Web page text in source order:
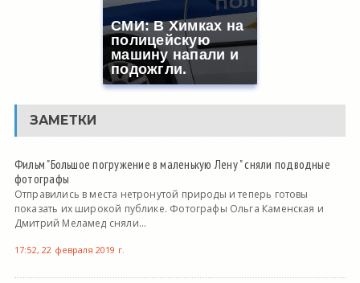
СМИ: В Химках на
полицейскую
машину напали и
подожгли.
ЗАМЕТКИ
Фильм "Большое погружение в маленькую Лену " сняли подводные
фотографы
Отправились в места нетронутой природы и теперь готовы
показать их широкой публике. Фотографы Ольга Каменская и
Дмитрий Меламед сняли...
17:52, 22 февраля 2019 г.